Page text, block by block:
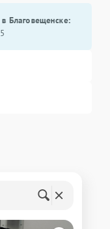
Благовещенске: